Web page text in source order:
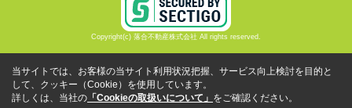
Copyright(c) 落合不動産株式会社 All rights reserved.
当サイトでは、お客様の当サイト利用状況把握、サービス向上検討を目的と
して、クッキー（Cookie）を使用しています。
詳しくは、当社の 「Cookieの取扱いについて」 をご確認ください。